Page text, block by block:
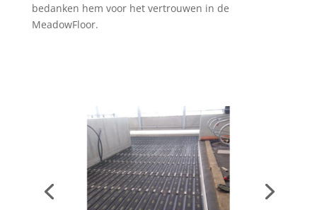
bedanken hem voor het vertrouwen in de
MeadowFloor.